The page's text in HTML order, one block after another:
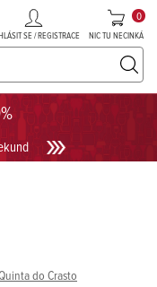
SE / REGISTRACE NIC TU NECINKÁ
0
PROSECCO
do Crasto